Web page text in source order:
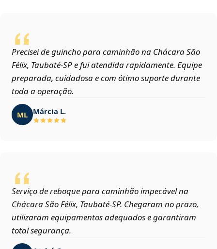
Precisei de guincho para caminhão na Chácara São
Félix, Taubaté‑SP e fui atendida rapidamente. Equipe
preparada, cuidadosa e com ótimo suporte durante
toda a operação.
ML Márcia L.
Serviço de reboque para caminhão impecável na
Chácara São Félix, Taubaté‑SP. Chegaram no prazo,
utilizaram equipamentos adequados e garantiram
total segurança.